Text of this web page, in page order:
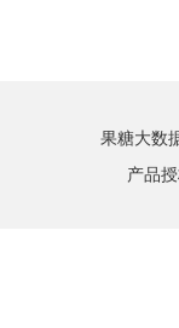
果糖大数
产品